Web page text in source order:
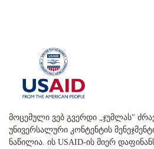
მოცემული ვებ გვერდი „ჯუმლას"
უნივერსალური კონტენტის
ნაწილია. ის USAID-ის მიერ